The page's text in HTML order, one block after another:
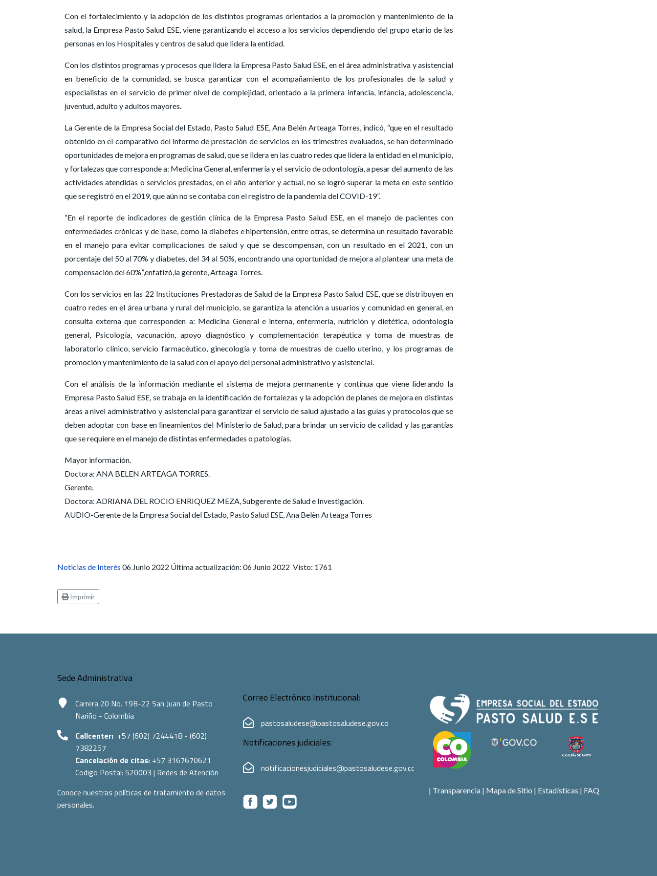
Con el fortalecimiento y la adopción de los distintos programas orientados a la promoción y mantenimiento de la
salud, la Empresa Pasto Salud ESE, viene garantizando el acceso a los servicios dependiendo del grupo etario de las
personas en los Hospitales y centros de salud que lidera la entidad.
Con los distintos programas y procesos que lidera la Empresa Pasto Salud ESE, en el área administrativa y asistencial
en beneficio de la comunidad, se busca garantizar con el acompañamiento de los profesionales de la salud y
especialistas en el servicio de primer nivel de complejidad, orientado a la primera infancia, infancia, adolescencia,
juventud, adulto y adultos mayores.
La Gerente de la Empresa Social del Estado, Pasto Salud ESE, Ana Belén Arteaga Torres, indicó, “que en el resultado
obtenido en el comparativo del informe de prestación de servicios en los trimestres evaluados, se han determinado
oportunidades de mejora en programas de salud, que se lidera en las cuatro redes que lidera la entidad en el municipio,
y fortalezas que corresponde a: Medicina General, enfermería y el servicio de odontología, a pesar del aumento de las
actividades atendidas o servicios prestados, en el año anterior y actual, no se logró superar la meta en este sentido
que se registró en el 2019, que aún no se contaba con el registro de la pandemia del COVID-19”.
“En el reporte de indicadores de gestión clínica de la Empresa Pasto Salud ESE, en el manejo de pacientes con
enfermedades crónicas y de base, como la diabetes e hipertensión, entre otras, se determina un resultado favorable
en el manejo para evitar complicaciones de salud y que se descompensan, con un resultado en el 2021, con un
porcentaje del 50 al 70% y diabetes, del 34 al 50%, encontrando una oportunidad de mejora al plantear una meta de
compensación del 60%”,enfatizò,la gerente, Arteaga Torres.
Con los servicios en las 22 Instituciones Prestadoras de Salud de la Empresa Pasto Salud ESE, que se distribuyen en
cuatro redes en el área urbana y rural del municipio, se garantiza la atención a usuarios y comunidad en general, en
consulta externa que corresponden a: Medicina General e interna, enfermería, nutrición y dietética, odontología
general, Psicología, vacunación, apoyo diagnóstico y complementación terapéutica y toma de muestras de
laboratorio clínico, servicio farmacéutico, ginecología y toma de muestras de cuello uterino, y los programas de
promoción y mantenimiento de la salud con el apoyo del personal administrativo y asistencial.
Con el análisis de la información mediante el sistema de mejora permanente y continua que viene liderando la
Empresa Pasto Salud ESE, se trabaja en la identificación de fortalezas y la adopción de planes de mejora en distintas
áreas a nivel administrativo y asistencial para garantizar el servicio de salud ajustado a las guías y protocolos que se
deben adoptar con base en lineamientos del Ministerio de Salud, para brindar un servicio de calidad y las garantías
que se requiere en el manejo de distintas enfermedades o patologías.
Mayor información.
Doctora: ANA BELEN ARTEAGA TORRES.
Gerente.
Doctora: ADRIANA DEL ROCIO ENRIQUEZ MEZA, Subgerente de Salud e Investigación.
AUDIO-Gerente de la Empresa Social del Estado, Pasto Salud ESE, Ana Belèn Arteaga Torres
Noticias de Interés 06 Junio 2022 Última actualización: 06 Junio 2022 Visto: 1761
Imprimir
Sede Administrativa
Carrera 20 No. 19B-22 San Juan de Pasto
Nariño - Colombia
Callcenter: +57 (602) 7244418 - (602)
7382257
Cancelación de citas: +57 3167670621
Codigo Postal: 520003 | Redes de Atención
Conoce nuestras políticas de tratamiento de datos
personales.
Correo Electrónico Institucional:
pastosaludese@pastosaludese.gov.co
Notificaciones judiciales:
notificacionesjudiciales@pastosaludese.gov.co
| Transparencia | Mapa de Sitio | Estadísticas | FAQ